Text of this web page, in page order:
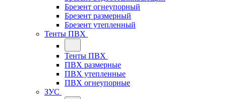
Брезент огнеупорный
Брезент размерный
Брезент утепленный
Тенты ПВХ
Тенты ПВХ
ПВХ размерные
ПВХ утепленные
ПВХ огнеупорные
ЗУС